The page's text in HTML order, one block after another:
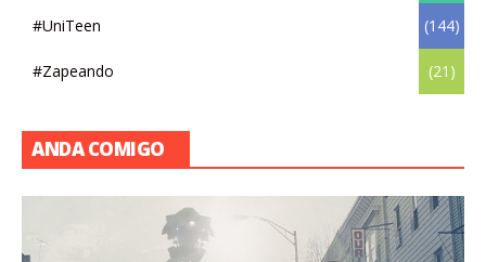
#UniTeen (144)
#Zapeando (21)
ANDA COMIGO